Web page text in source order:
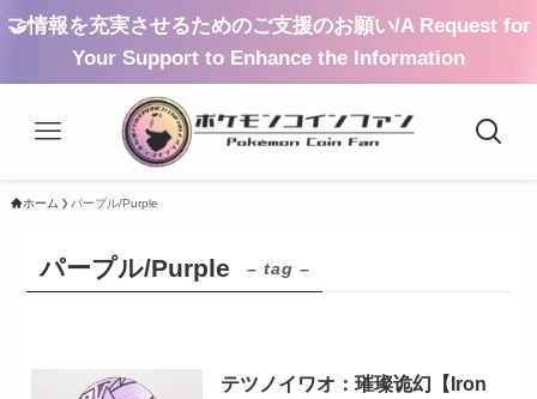
🤝情報を充実させるためのご支援のお願い/A Request for
Your Support to Enhance the Information
ホーム パープル/Purple
パープル/Purple – tag –
テツノイワオ：璀璨诡幻【Iron